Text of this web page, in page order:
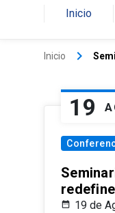
Inicio
Inicio keyboard_arrow_right
19
19 de